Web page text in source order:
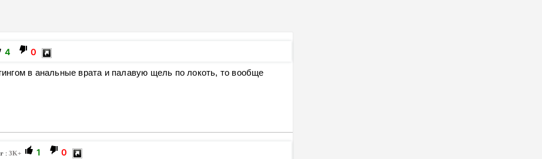
4 0
в анальные врата и палавую щель по локоть, то вообще
: 3K+ 1 0